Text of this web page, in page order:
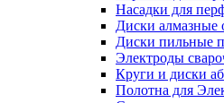
Насадки для
Диски алмазные
Диски пильные
Электроды
Круги и диски
Полотна для